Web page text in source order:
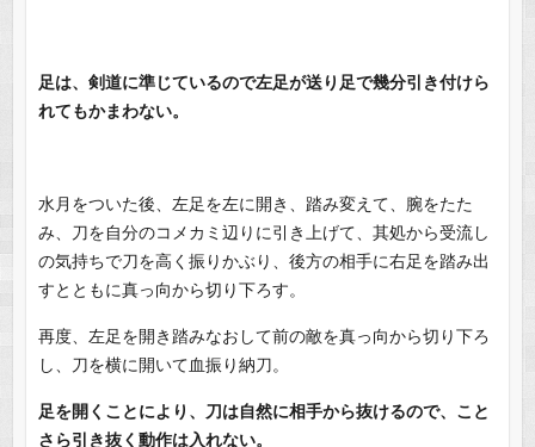
足は、剣道に準じているので左足が送り足で幾分引き付けら
れてもかまわない。
水月をついた後、左足を左に開き、踏み変えて、腕をたた
み、刀を自分のコメカミ辺りに引き上げて、其処から受流し
の気持ちで刀を高く振りかぶり、後方の相手に右足を踏み出
すとともに真っ向から切り下ろす。
再度、左足を開き踏みなおして前の敵を真っ向から切り下ろ
し、刀を横に開いて血振り納刀。
足を開くことにより、刀は自然に相手から抜けるので、こと
さら引き抜く動作は入れない。